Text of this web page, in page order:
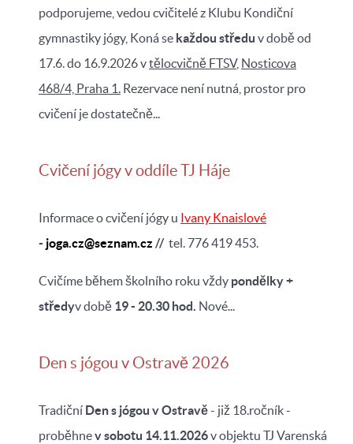
podporujeme, vedou cvičitelé z Klubu Kondiční
gymnastiky jógy, Koná se každou středu v době od
17.6. do 16.9.2026 vtělocvičně FTSV, Nosticova
468/4, Praha 1. Rezervace není nutná, prostor pro
cvičení je dostatečně...
Cvičení jógy v oddíle TJ Háje
Informace o cvičení jógy u Ivany Knaislové
- joga.cz@seznam.cz // tel. 776 419 453.
Cvičíme během školního roku vždy pondělky +
středyv době 19 - 20.30 hod. Nové...
Den s jógou v Ostravě 2026
Tradiční Den s jógou v Ostravě- již 18.ročník -
proběhnev sobotu 14.11.2026v objektu TJ Varenská